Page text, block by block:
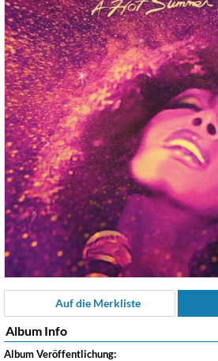
Auf die Merkliste
Album Info
Album Veröffentlichung: